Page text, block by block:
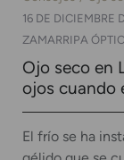
16 DE DICIEMBRE
ZAMARRIPA
Ojo seco en
ojos cuando
El frío se ha